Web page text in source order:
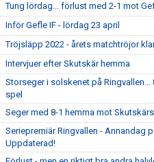
Tung lördag... förlust med 2-1 mot
Inför Gefle IF - lördag 23 april
Tröjsläpp 2022 - årets matchtröjor
Intervjuer efter Skutskär hemma
Storseger i solskenet på
spel
Seger med 8-1 hemma mot
Seriepremiär Ringvallen - Annandag
Uppdaterad!